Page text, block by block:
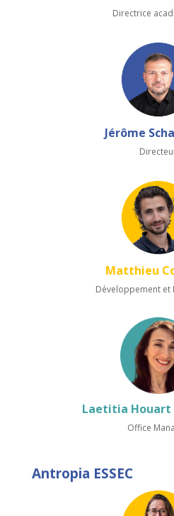
Directrice
Jérôme
Matthieu
Développement et
Laetitia Houart
Office
Antropia ESSEC